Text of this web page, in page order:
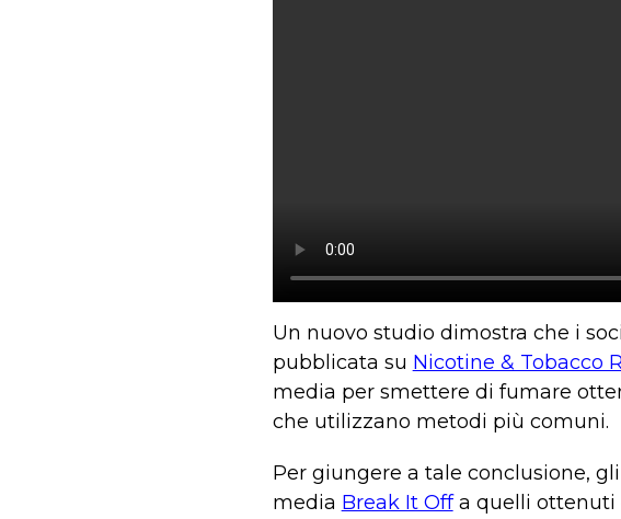
Un nuovo studio dimostra che i
pubblicata su Nicotine & Tobacco
media per smettere di fumare
che utilizzano metodi più comuni.
Per giungere a tale conclusione,
media Break It Offa quelli ottenuti